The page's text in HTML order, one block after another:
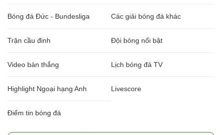
Bóng đá Đức - Bundesliga Các giải bóng đá khác
Trận cầu đinh Đội bóng nổi bật
Video bàn thắng Lịch bóng đá TV
Highlight Ngoại hạng Anh Livescore
Điểm tin bóng đá